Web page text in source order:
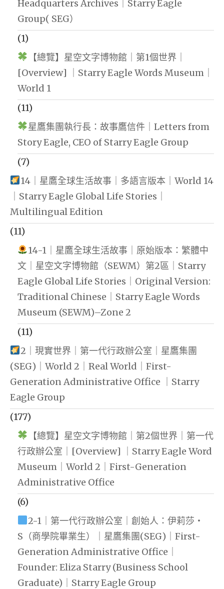
Headquarters Archives｜Starry Eagle
Group( SEG）
(1)
【總覽】星空文字博物館｜第1個世界｜
[Overview] ｜Starry Eagle Words Museum｜
World 1
(11)
星鷹集團執行長：故事鷹信件｜Letters from
Story Eagle, CEO of Starry Eagle Group
(7)
14｜星鷹全球生活故事｜多語言版本｜World 14
｜Starry Eagle Global Life Stories｜
Multilingual Edition
(11)
14-1｜星鷹全球生活故事｜原始版本：繁體中
文｜星空文字博物館（SEWM）第2區｜Starry
Eagle Global Life Stories｜Original Version:
Traditional Chinese｜Starry Eagle Words
Museum (SEWM)–Zone 2
(11)
2｜現實世界｜第一代行政辦公室｜星鷹集團
(SEG)｜World 2｜Real World｜First-
Generation Administrative Office ｜Starry
Eagle Group
(177)
【總覽】星空文字博物館｜第2個世界｜第一代
行政辦公室｜[Overview] ｜Starry Eagle Word
Museum｜World 2｜First-Generation
Administrative Office
(6)
2-1｜第一代行政辦公室｜創始人：伊莉莎・
S（商學院畢業生）｜星鷹集團(SEG)｜First-
Generation Administrative Office｜
Founder: Eliza Starry (Business School
Graduate)｜Starry Eagle Group